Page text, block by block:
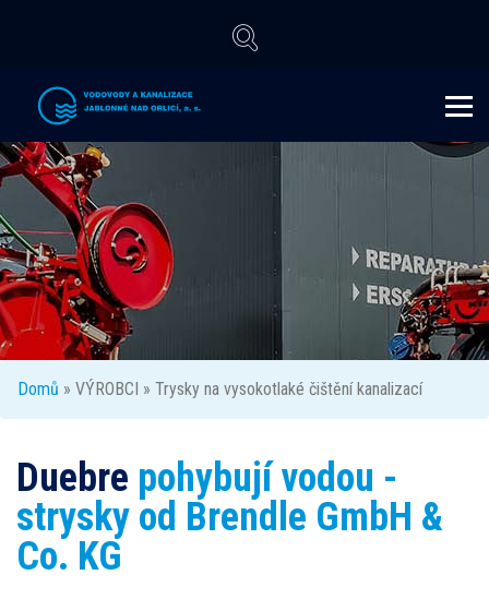
Domů » VÝROBCI » Trysky na vysokotlaké čištění kanalizací
Duebre pohybují vodou -
strysky od Brendle GmbH &
Co. KG